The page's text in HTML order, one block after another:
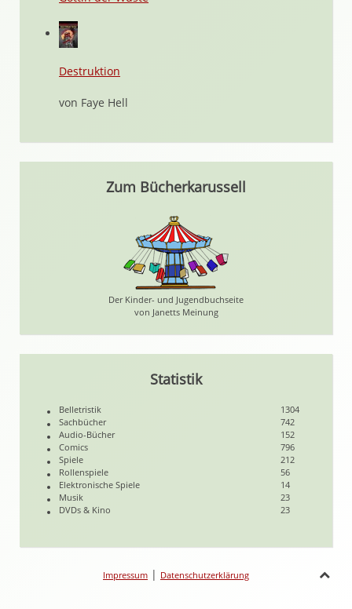
Destruktion
von Faye Hell
Zum Bücherkarussell
Der Kinder- und Jugendbuchseite
von Janetts Meinung
Statistik
Belletristik
1304
Sachbücher
742
Audio-Bücher
152
Comics
796
Spiele
212
Rollenspiele
56
Elektronische Spiele
14
Musik
23
DVDs & Kino
23
Impressum | Datenschutzerklärung